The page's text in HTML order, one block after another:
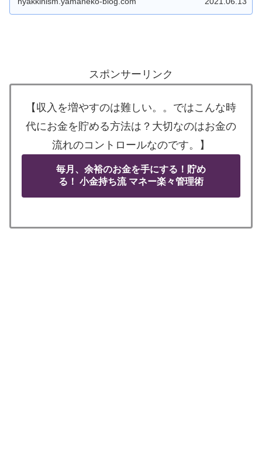
スポンサーリンク
【収入を増やすのは難しい。。ではこんな時
代にお金を貯める方法は？大切なのはお金の
流れのコントロールなのです。】
毎月、余裕のお金を手にする！貯め
る！ 小金持ち流 マネー楽々管理術